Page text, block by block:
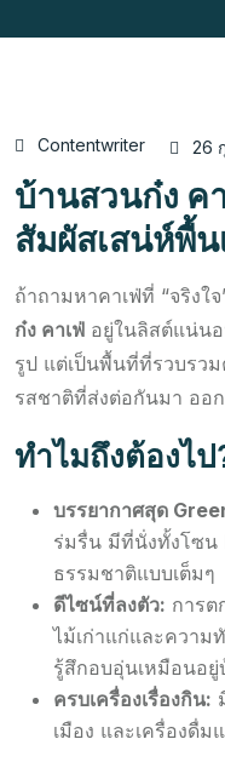
Contentwriter 26
บ้านสวนก๋ง ค
สัมผัสเสน่ห์พื้น
ถ้าถามหาคาเฟ่ที่ “จริงใ
ก๋ง คาเฟ่ อยู่ในลิสต์แน่น
รูป แต่เป็นพื้นที่ที่รวบรว
รสชาติที่ส่งต่อกันมา ออ
ทำไมถึงต้องไป
บรรยากาศสุด
ร่มรื่น มีที่นั่งทั้งโซน
ธรรมชาติแบบเต็มๆ
ดีไซน์ที่ลงตัว: การต
ไม้เก่าแก่และความ
รู้สึกอบอุ่นเหมือนอยู่
ครบเครื่องเรื่องกิน:
เมือง และเครื่องดื่ม